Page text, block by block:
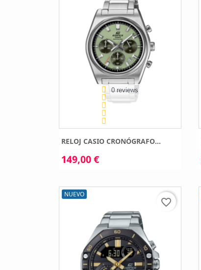
0 reviews
RELOJ CASIO CRONÓGRAFO...
149,00 €
NUEVO
favorite_border